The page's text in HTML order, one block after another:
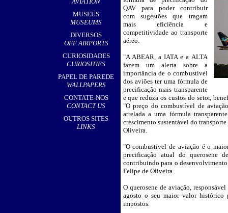
MUSEUS
MUSEUMS
DIVERSOS
OFF AIRPORTS
CURIOSIDADES
CURIOSITIES
PAPEL DE PAREDE
WALLPAPERS
CONTATE-NOS
CONTACT US
OUTROS SITES
LINKS
QAV para poder contribuir
com sugestões que tragam
mais eficiência e
competitividade ao transporte
aéreo.
"A ABEAR, a IATA e a ALTA
fazem um alerta sobre a
importância de o combustível
dos aviões ter uma fórmula de
precificação mais transparente
e que reduza os custos do setor,
"O preço do combustível de
atrelada a uma fórmula
crescimento sustentável do
Oliveira.
"O combustível de aviação é o
precificação atual do querosene
contribuindo para o
Felipe de Oliveira.
O querosene de aviação,
agosto o seu maior valor histórico
impostos.